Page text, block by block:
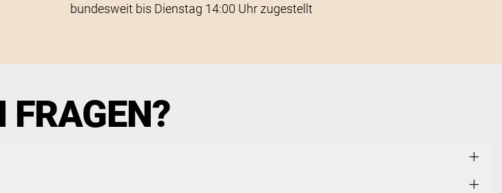
bundesweit bis Dienstag 14:00 Uhr zugestellt
FRAGEN?